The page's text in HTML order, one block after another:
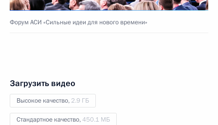
Форум АСИ «Сильные идеи для нового времени»
Загрузить видео
Высокое качество, 2.9 ГБ
Стандартное качество,450.1 МБ